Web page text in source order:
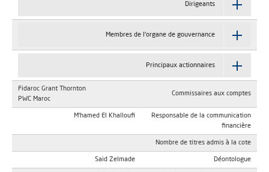
Dirigeants
Membres de l'organe de gouvernance
Principaux actionnaires
Commissaires aux comptes
Fidaroc Grant Thornton
PWC Maroc
Responsable de la communication
financière
M'hamed El Khalloufi
Nombre de titres admis à la cote
Déontologue
Said Zelmade